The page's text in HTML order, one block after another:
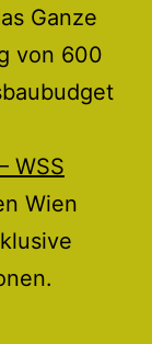
Ganze
von 600
WSS
Wien